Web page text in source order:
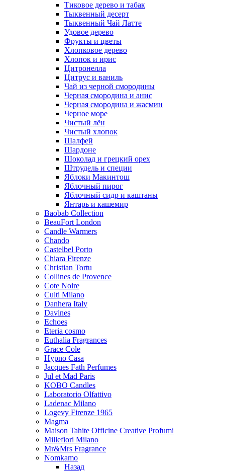
Тиковое дерево и табак
Тыквенный десерт
Тыквенный Чай Латте
Удовое дерево
Фрукты и цветы
Хлопковое дерево
Хлопок и ирис
Цитронелла
Цитрус и ваниль
Чай из черной смородины
Черная смородина и анис
Черная смородина и жасмин
Черное море
Чистый лён
Чистый хлопок
Шалфей
Шардоне
Шоколад и грецкий орех
Штрудель и специи
Яблоки Макинтош
Яблочный пирог
Яблочный сидр и каштаны
Янтарь и кашемир
Baobab Collection
BeauFort London
Candle Warmers
Chando
Castelbel Porto
Chiara Firenze
Christian Tortu
Collines de Provence
Cote Noire
Culti Milano
Danhera Italy
Davines
Echoes
Eteria cosmo
Euthalia Fragrances
Grace Cole
Hypno Casa
Jacques Fath Perfumes
Jul et Mad Paris
KOBO Candles
Laboratorio Olfattivo
Ladenac Milano
Logevy Firenze 1965
Magma
Maison Tahite Officine Creative Profumi
Millefiori Milano
Mr&Mrs Fragrance
Nomkamo
Назад